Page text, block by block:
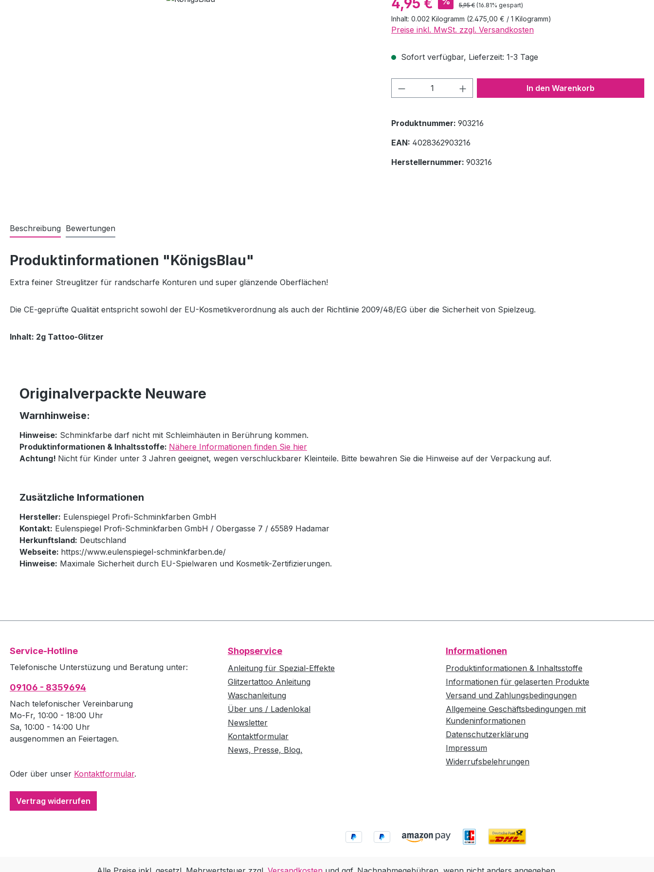
Regulärer Preis:
5,95 € (16.81% gespart)
Inhalt: 0.002 Kilogramm (2.475,00 € / 1 Kilogramm)
Preise inkl. MwSt. zzgl. Versandkosten
Sofort verfügbar, Lieferzeit: 1-3 Tage
Produkt Anzahl: Gib den gewünschten Wert
In den Warenkorb
Produktnummer: 903216
EAN: 4028362903216
Herstellernummer: 903216
Beschreibung Bewertungen
Produktinformationen "KönigsBlau"
Extra feiner Streuglitzer für randscharfe Konturen und super glänzende Oberflächen!
Die CE-geprüfte Qualität entspricht sowohl der EU-Kosmetikverordnung als auch der Richtlinie 2009/48/EG über die Sicherheit von Spielzeug.
Inhalt: 2g Tattoo-Glitzer
Originalverpackte Neuware
Warnhinweise:
Hinweise: Schminkfarbe darf nicht mit Schleimhäuten in Berührung kommen.
Produktinformationen & Inhaltsstoffe: Nähere Informationen finden Sie hier
Achtung! Nicht für Kinder unter 3 Jahren geeignet, wegen verschluckbarer Kleinteile. Bitte bewahren Sie die Hinweise auf der Verpackung auf.
Zusätzliche Informationen
Hersteller: Eulenspiegel Profi-Schminkfarben GmbH
Kontakt: Eulenspiegel Profi-Schminkfarben GmbH / Obergasse 7 / 65589 Hadamar
Herkunftsland: Deutschland
Webseite: https://www.eulenspiegel-schminkfarben.de/
Hinweise: Maximale Sicherheit durch EU-Spielwaren und Kosmetik-Zertifizierungen.
Service-Hotline
Telefonische Unterstüzung und Beratung unter:
09106 - 8359694
Nach telefonischer Vereinbarung
Mo-Fr, 10:00 - 18:00 Uhr
Sa, 10:00 - 14:00 Uhr
ausgenommen an Feiertagen.
Oder über unser Kontaktformular.
Vertrag widerrufen
Shopservice
Anleitung für Spezial-Effekte
Glitzertattoo Anleitung
Waschanleitung
Über uns / Ladenlokal
Newsletter
Kontaktformular
News, Presse, Blog,
Informationen
Produktinformationen & Inhaltsstoffe
Informationen für gelaserten Produkte
Versand und Zahlungsbedingungen
Allgemeine Geschäftsbedingungen mit
Kundeninformationen
Datenschutzerklärung
Impressum
Widerrufsbelehrungen